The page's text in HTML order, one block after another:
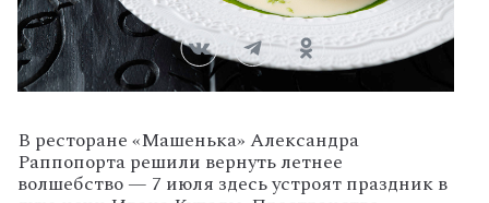
В ресторане«Машенька»Александра
Раппопортарешили вернутьлетнее
волшебство— 7 июля здесьустроятпраздникв